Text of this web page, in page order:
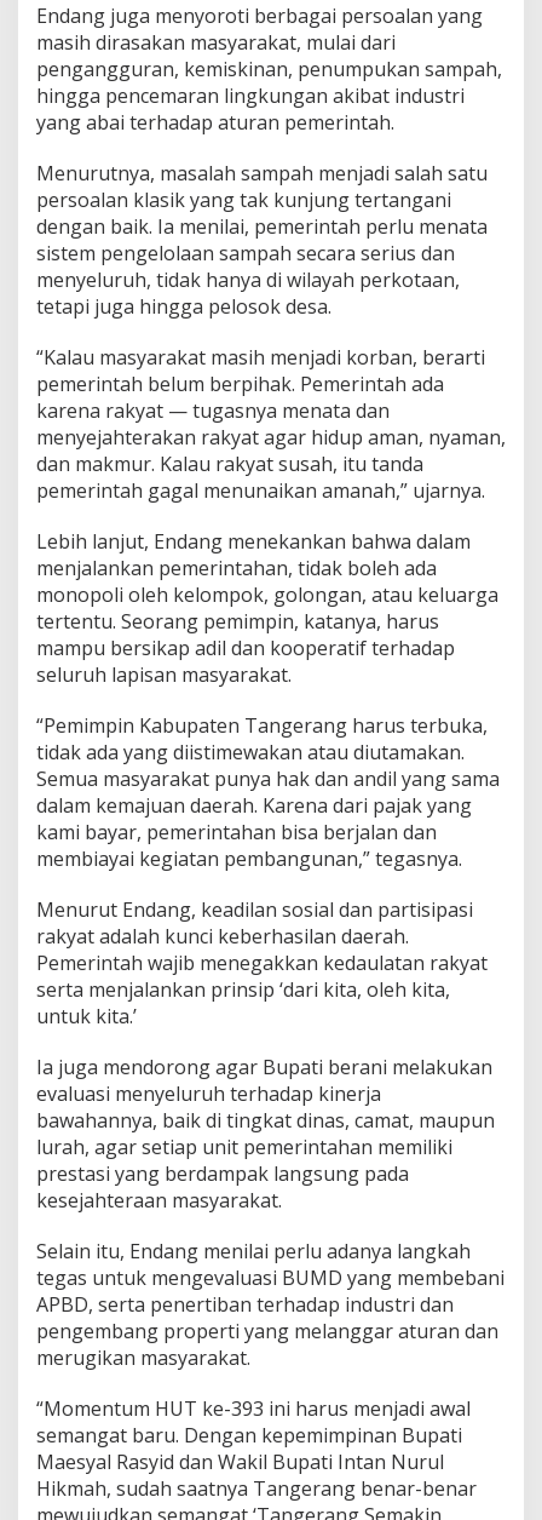
t
A
k
i
N
a
t
a
B
u
k
S
e
k
a
d
r
l
o
g
n
Endang juga menyoroti berbagai persoalan yang
masih dirasakan masyarakat, mulai dari
pengangguran, kemiskinan, penumpukan sampah,
hingga pencemaran lingkungan akibat industri
yang abai terhadap aturan pemerintah.
Menurutnya, masalah sampah menjadi salah satu
persoalan klasik yang tak kunjung tertangani
dengan baik. Ia menilai, pemerintah perlu menata
sistem pengelolaan sampah secara serius dan
menyeluruh, tidak hanya di wilayah perkotaan,
tetapi juga hingga pelosok desa.
“Kalau masyarakat masih menjadi korban, berarti
pemerintah belum berpihak. Pemerintah ada
karena rakyat — tugasnya menata dan
menyejahterakan rakyat agar hidup aman, nyaman,
dan makmur. Kalau rakyat susah, itu tanda
pemerintah gagal menunaikan amanah,” ujarnya.
Lebih lanjut, Endang menekankan bahwa dalam
menjalankan pemerintahan, tidak boleh ada
monopoli oleh kelompok, golongan, atau keluarga
tertentu. Seorang pemimpin, katanya, harus
mampu bersikap adil dan kooperatif terhadap
seluruh lapisan masyarakat.
“Pemimpin Kabupaten Tangerang harus terbuka,
tidak ada yang diistimewakan atau diutamakan.
Semua masyarakat punya hak dan andil yang sama
dalam kemajuan daerah. Karena dari pajak yang
kami bayar, pemerintahan bisa berjalan dan
membiayai kegiatan pembangunan,” tegasnya.
Menurut Endang, keadilan sosial dan partisipasi
rakyat adalah kunci keberhasilan daerah.
Pemerintah wajib menegakkan kedaulatan rakyat
serta menjalankan prinsip ‘dari kita, oleh kita,
untuk kita.’
Ia juga mendorong agar Bupati berani melakukan
evaluasi menyeluruh terhadap kinerja
bawahannya, baik di tingkat dinas, camat, maupun
lurah, agar setiap unit pemerintahan memiliki
prestasi yang berdampak langsung pada
kesejahteraan masyarakat.
Selain itu, Endang menilai perlu adanya langkah
tegas untuk mengevaluasi BUMD yang membebani
APBD, serta penertiban terhadap industri dan
pengembang properti yang melanggar aturan dan
merugikan masyarakat.
“Momentum HUT ke-393 ini harus menjadi awal
semangat baru. Dengan kepemimpinan Bupati
Maesyal Rasyid dan Wakil Bupati Intan Nurul
Hikmah, sudah saatnya Tangerang benar-benar